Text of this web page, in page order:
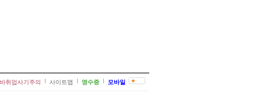
취업사기주의 사이트맵 영수증 모바일